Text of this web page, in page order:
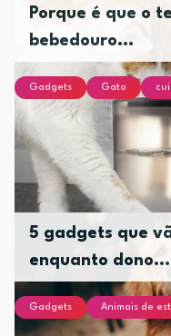
Porque é que o
bebedouro...
Gadgets Gato
5 gadgets que
enquanto dono...
Gadgets Animais de